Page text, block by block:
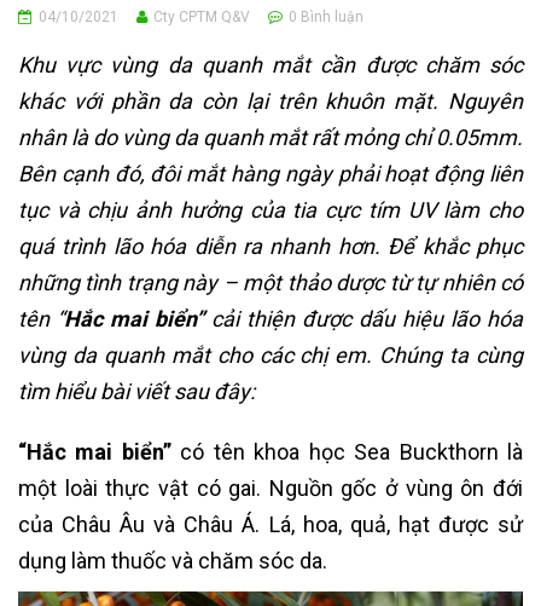
04/10/2021 Cty CPTM Q&V 0 Bình luận
Khu vực vùng da quanh mắt cần được chăm sóc
khác với phần da còn lại trên khuôn mặt. Nguyên
nhân là do vùng da quanh mắt rất mỏng chỉ 0.05mm.
Bên cạnh đó, đôi mắt hàng ngày phải hoạt động liên
tục và chịu ảnh hưởng của tia cực tím UV làm cho
quá trình lão hóa diễn ra nhanh hơn. Để khắc phục
những tình trạng này – một thảo dược từ tự nhiên có
tên “Hắc mai biển”cải thiện được dấu hiệu lão hóa
vùng da quanh mắt cho các chị em. Chúng ta cùng
tìm hiểu bài viết sau đây:
“Hắc mai biển” có tên khoa học Sea Buckthorn là
một loài thực vật có gai. Nguồn gốc ở vùng ôn đới
của Châu Âu và Châu Á. Lá, hoa, quả, hạt được sử
dụng làm thuốc và chăm sóc da.